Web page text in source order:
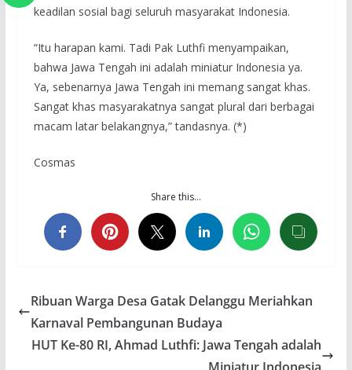
keadilan sosial bagi seluruh masyarakat Indonesia.
“Itu harapan kami. Tadi Pak Luthfi menyampaikan,
bahwa Jawa Tengah ini adalah miniatur Indonesia ya.
Ya, sebenarnya Jawa Tengah ini memang sangat khas.
Sangat khas masyarakatnya sangat plural dari berbagai
macam latar belakangnya,” tandasnya. (*)
Cosmas
Share this…
Ribuan Warga Desa Gatak Delanggu Meriahkan
Karnaval Pembangunan Budaya
HUT Ke-80 RI, Ahmad Luthfi: Jawa Tengah adalah